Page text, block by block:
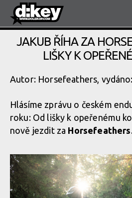
JAKUB ŘÍHA ZA
LIŠKY K
Autor: Horsefeathers,
Hlásíme zprávu o českém
roku: Od lišky k opeřenému
nově jezdit za Horsefeathers